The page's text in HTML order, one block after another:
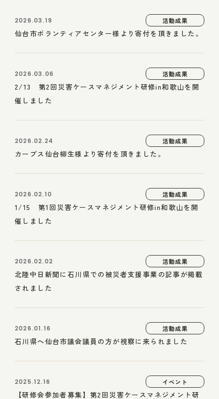
2026.03.19 活動成果
仙台市ボランティアセンター様より寄付を頂きました。
2026.03.06 活動成果
2/13 第2回災害ケースマネジメント研修in和歌山を開
催しました
2026.02.24 活動成果
カーブス仙台柳生様より寄付を頂きました。
2026.02.10 活動成果
1/15 第1回災害ケースマネジメント研修in和歌山を開
催しました
2026.02.02 活動成果
北陸中日新聞に石川県での被災者支援事業の記事が掲載
されました
2026.01.16 活動成果
石川県へ仙台市議会議員の方が視察に来られました
2025.12.16 イベント
【研修会参加者募集】第2回災害ケースマネジメント研